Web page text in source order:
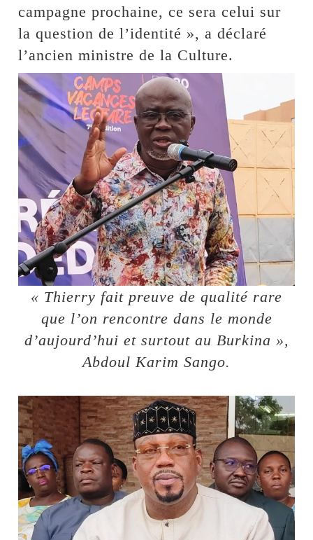
campagne prochaine, ce sera celui sur
la question de l’identité », a déclaré
l’ancien ministre de la Culture.
« Thierry fait preuve de qualité rare
que l’on rencontre dans le monde
d’aujourd’hui et surtout au Burkina »,
Abdoul Karim Sango.